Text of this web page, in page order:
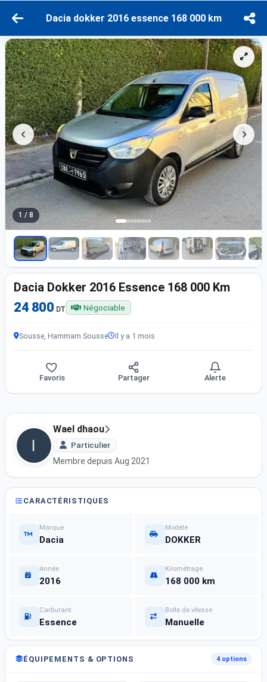
Dacia dokker 2016 essence 168 000 km
1 / 8
Dacia Dokker 2016 Essence 168 000 Km
24 800 DT Négociable
Sousse, Hammam Sousse Il y a 1 mois
Favoris Partager Alerte
Wael dhaou
Particulier
Membre depuis Aug 2021
CARACTÉRISTIQUES
Marque
Dacia
Modèle
DOKKER
Année
2016
Kilométrage
168 000 km
Carburant
Essence
Boîte de vitesse
Manuelle
ÉQUIPEMENTS & OPTIONS 4 options